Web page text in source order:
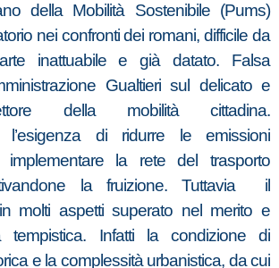
della Mobilità Sostenibile (Pums)
nei confronti dei romani, difficile da
inattuabile e già datato. Falsa
Gualtieri sul delicato e
della mobilità cittadina.
di ridurre le emissioni
la rete del trasporto
la fruizione. Tuttavia il
molti aspetti superato nel merito e
tempistica. Infatti la condizione di
e la complessità urbanistica, da cui